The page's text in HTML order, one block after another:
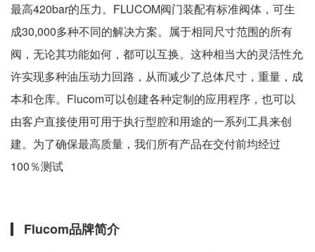
最高420bar的压力。FLUCOM阀门装配有标准阀体，可生
成30,000多种不同的解决方案。属于相同尺寸范围的所有
阀，无论其功能如何，都可以互换。这种相当大的灵活性允
许实现多种油压动力回路，从而减少了总体尺寸，重量，成
本和仓库。Flucom可以创建各种定制的应用程序，也可以
由客户直接使用可用于执行型腔和用途的一系列工具来创
建。为了确保最高质量，我们所有产品在交付前均经过
100％测试
Flucom品牌简介